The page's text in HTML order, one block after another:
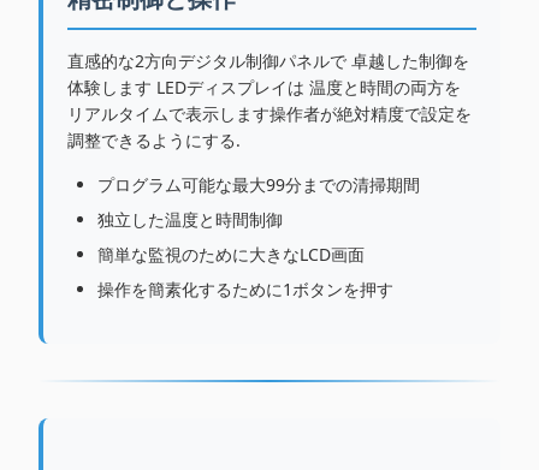
直感的な2方向デジタル制御パネルで 卓越した制御を
体験します LEDディスプレイは 温度と時間の両方を
リアルタイムで表示します操作者が絶対精度で設定を
調整できるようにする.
プログラム可能な最大99分までの清掃期間
独立した温度と時間制御
簡単な監視のために大きなLCD画面
操作を簡素化するために1ボタンを押す